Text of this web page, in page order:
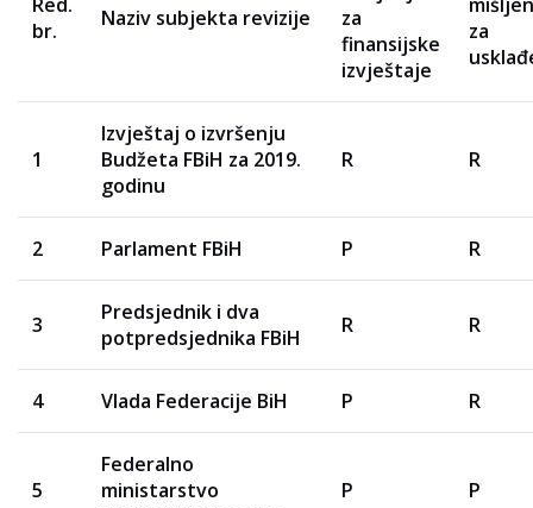
br.
Naziv subjekta revizije
za
finansijske
izvještaje
za
1
Izvještaj o izvršenju
Budžeta FBiH za 2019.
godinu
R R
2 Parlament FBiH P R
3
Predsjednik i dva
potpredsjednika FBiH
R R
4 Vlada Federacije BiH P R
5
Federalno
ministarstvo
P P